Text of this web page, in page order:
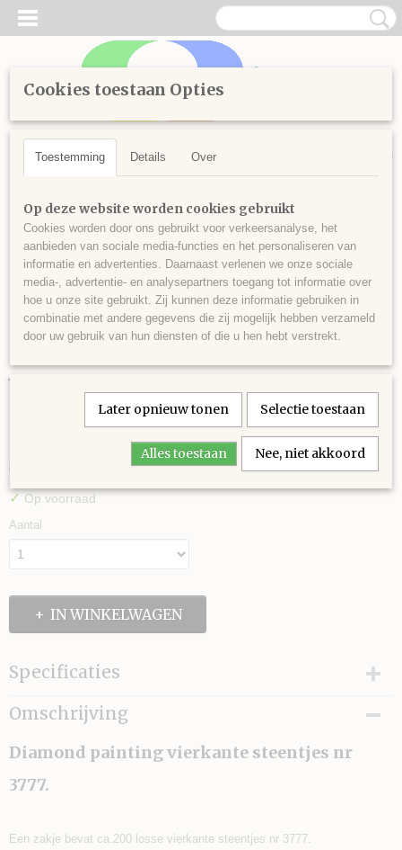
Inloggen Registreren
UW WINKELWAGEN
Home >Diamond Painting> Losse steentjes vierkant
vanaf 3700>Vierkante steentjes nr 3777
Vierkante steentjes nr
€ 0,30
✓ Op voorraad
Aantal
IN WINKELWAGEN
Specificaties
Afmetingen (l,b,h)
3 x 5 x 0 cm
Omschrijving
Diamond painting vierkante steentjes nr
3777.
Een zakje bevat ca.200 losse vierkante steentjes nr 3777.
Cookies toestaan Opties
Toestemming Details Over
Op deze website worden cookies gebruikt
Cookies worden door ons gebruikt voor verkeersanalyse, het
aanbieden van sociale media-functies en het personaliseren van
informatie en advertenties. Daarnaast verlenen we onze sociale
media-, advertentie- en analysepartners toegang tot informatie over
hoe u onze site gebruikt. Zij kunnen deze informatie gebruiken in
combinatie met andere gegevens die zij mogelijk hebben verzameld
door uw gebruik van hun diensten of die u hen hebt verstrekt.
Later opnieuw tonen Selectie toestaan
Alles toestaan Nee, niet akkoord